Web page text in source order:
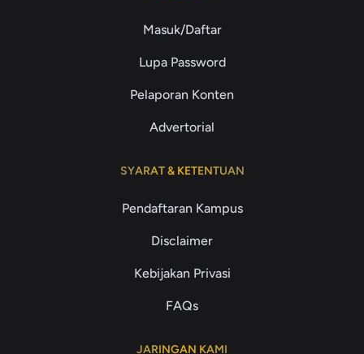
Masuk/Daftar
Lupa Password
Pelaporan Konten
Advertorial
SYARAT & KETENTUAN
Pendaftaran Kampus
Disclaimer
Kebijakan Privasi
FAQs
JARINGAN KAMI